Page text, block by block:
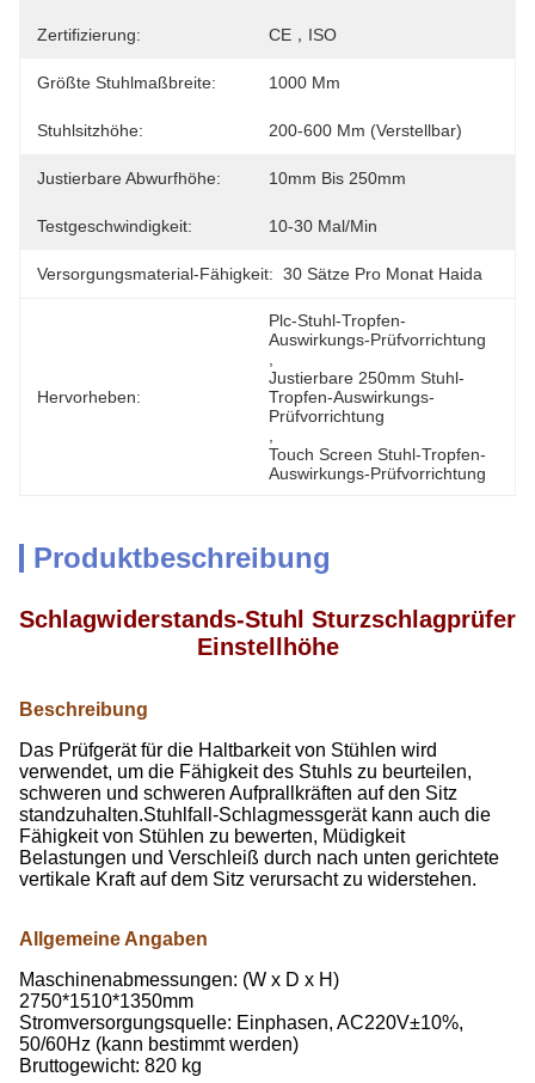
Zertifizierung: CE，ISO
Größte Stuhlmaßbreite: 1000 Mm
Stuhlsitzhöhe: 200-600 Mm (verstellbar)
Justierbare Abwurfhöhe: 10mm Bis 250mm
Testgeschwindigkeit: 10-30 Mal/min
Versorgungsmaterial-Fähigkeit: 30 Sätze Pro Monat Haida
Hervorheben:
Plc-Stuhl-Tropfen-
Auswirkungs-Prüfvorrichtung
Justierbare 250mm Stuhl-
Tropfen-Auswirkungs-
Prüfvorrichtung
Touch Screen Stuhl-Tropfen-
Auswirkungs-Prüfvorrichtung
Produktbeschreibung
Schlagwiderstands-Stuhl Sturzschlagprüfer
Einstellhöhe
Beschreibung
Das Prüfgerät für die Haltbarkeit von Stühlen wird
verwendet, um die Fähigkeit des Stuhls zu beurteilen,
schweren und schweren Aufprallkräften auf den Sitz
standzuhalten.Stuhlfall-Schlagmessgerät kann auch die
Fähigkeit von Stühlen zu bewerten, Müdigkeit
Belastungen und Verschleiß durch nach unten gerichtete
vertikale Kraft auf dem Sitz verursacht zu widerstehen.
Allgemeine Angaben
Maschinenabmessungen: (W x D x H)
2750*1510*1350mm
Stromversorgungsquelle: Einphasen, AC220V±10%,
50/60Hz (kann bestimmt werden)
Bruttogewicht: 820 kg